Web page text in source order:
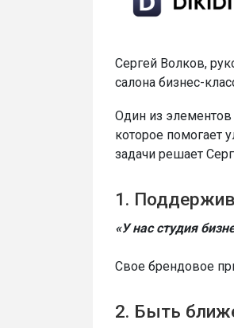
Сергей Волков,
салона бизнес-
Один из
которое помогает
задачи решает
1.
«У нас студия
Свое брендовое
2. Быть